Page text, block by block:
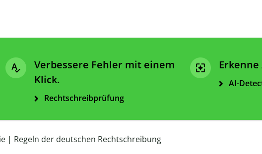
Verbessere Fehler mit einem
Klick.
Rechtschreibprüfung
AI-
| Regeln der deutschen Rechtschreibung